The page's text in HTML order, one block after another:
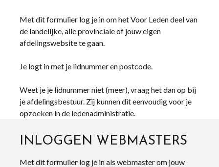
Met dit formulier log je in om het Voor Leden deel van
de landelijke, alle provinciale of jouw eigen
afdelingswebsite te gaan.
Je logt in met je lidnummer en postcode.
Weet je je lidnummer niet (meer), vraag het dan op bij
je afdelingsbestuur. Zij kunnen dit eenvoudig voor je
opzoeken in de ledenadministratie.
INLOGGEN WEBMASTERS
Met dit formulier log je in als webmaster om jouw